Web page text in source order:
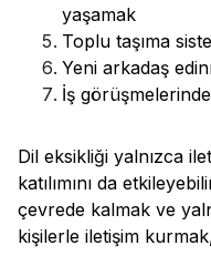
yaşamak
Toplu taşıma
Yeni arkadaş
İş
Dil eksikliği yalnızca
katılımını da
çevrede kalmak ve
kişilerle iletişim